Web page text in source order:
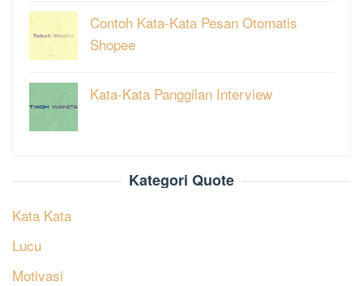
Contoh Kata-Kata Pesan Otomatis
Shopee
Kata-Kata Panggilan Interview
Kategori Quote
Kata Kata
Lucu
Motivasi